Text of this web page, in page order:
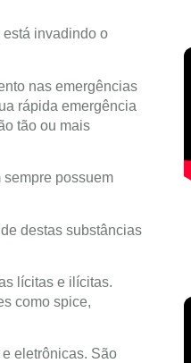
está invadindo o
nas emergências
rápida emergência
tão ou mais
possuem
destas substâncias
lícitas e ilícitas.
como spice,
eletrônicas. São